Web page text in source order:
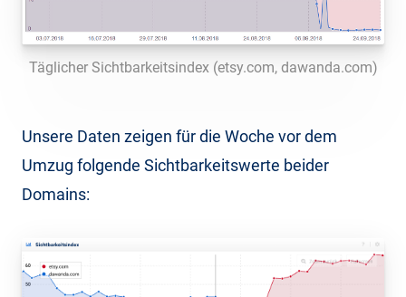
Täglicher Sichtbarkeitsindex (etsy.com, dawanda.com)
Unsere Daten zeigen für die Woche vor dem
Umzug folgende Sichtbarkeitswerte beider
Domains: